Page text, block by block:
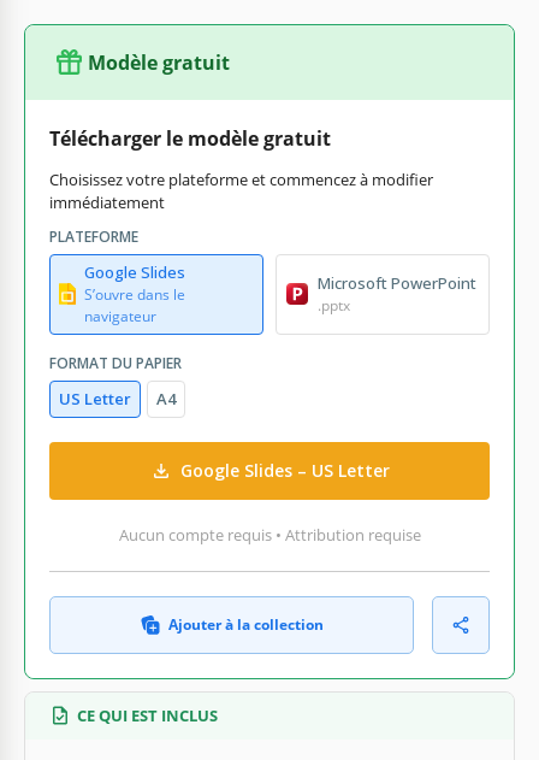
Modèle gratuit
Télécharger le modèle gratuit
Choisissez votre plateforme et commencez à modifier
immédiatement
PLATEFORME
Google Slides
S’ouvre dans le
navigateur
Microsoft PowerPoint
.pptx
FORMAT DU PAPIER
US Letter A4
Google Slides – US Letter
Aucun compte requis • Attribution requise
Ajouter à la collection
CE QUI EST INCLUS